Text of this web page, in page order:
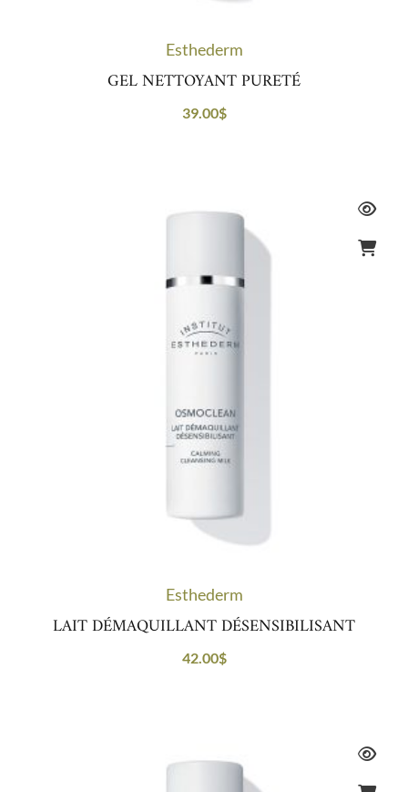
Esthederm
GEL NETTOYANT PURETÉ
39.00$
Esthederm
LAIT DÉMAQUILLANT DÉSENSIBILISANT
42.00$